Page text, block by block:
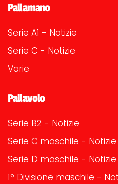
Pallamano
Serie A1 - Notizie
Serie C - Notizie
Varie
Pallavolo
Serie B2 - Notizie
Serie C maschile - Notizie
Serie D maschile - Notizie
1° Divisione maschile -